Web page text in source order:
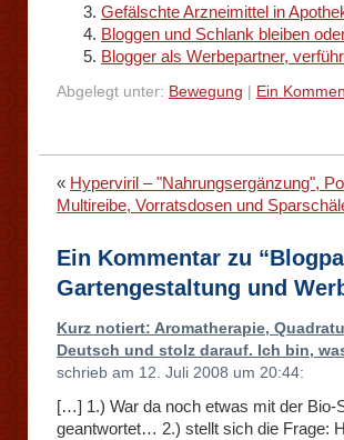
Gefälschte Arzneimittel in
Bloggen und Schlank bleiben
Blogger als Werbepartner,
Abgelegt unter: Bewegung Ein
« Hyperviril – "Nahrungsergänzung",
Multireibe, Vorratsdosen und
Ein Kommentar zu
Gartengestaltung und
Kurz notiert: Aromatherapie,
Deutsch und stolz darauf. Ich bin,
schrieb am 12. Juli 2008 um 20:44:
[…] 1.) War da noch etwas mit der Bio-
geantwortet… 2.) stellt sich die Frage: